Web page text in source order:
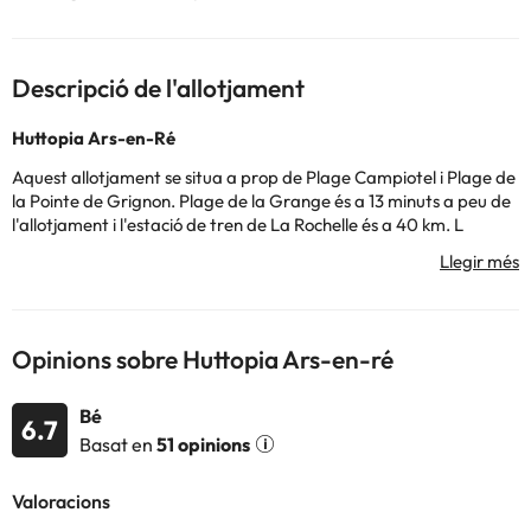
Descripció de l'allotjament
Huttopia Ars-en-Ré
Aquest allotjament se situa a prop de Plage Campiotel i Plage de
la Pointe de Grignon. Plage de la Grange és a 13 minuts a peu de
l'allotjament i l'estació de tren de La Rochelle és a 40 km. L
més petits gaudeixin. Genial!
No esperis més per gaudir d'unes vacances úniques a l'
Ars-en-Ré!
Opinions sobre Huttopia Ars-en-ré
6.7
Bé
Basat en 51 opinions